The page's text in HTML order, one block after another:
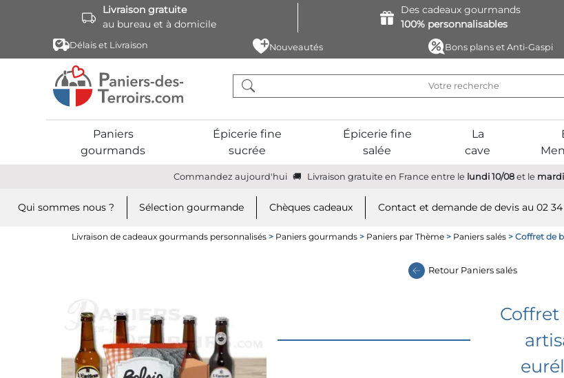
Livraison gratuite
au bureau et à domicile
Des cadeaux gourmands
100% personnalisables
Délais et Livraison Nouveautés Bons plans et Anti-Gaspi
Paniers
gourmands
Épicerie fine
sucrée
Épicerie fine
salée
La
cave
Commandez aujourd'hui Livraison gratuite en France entre le lundi 10/08et le mardi
Qui sommes nous ? Sélection gourmande Chèques cadeaux Contact et demande de devis au 02 34
Livraison de cadeaux gourmands personnalisés > Paniers gourmands > Paniers par Thème > Paniers salés > Coffret de
Retour Paniers salés
Coffret